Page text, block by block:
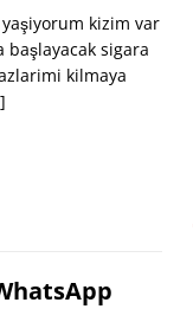
kizim var
sigara
kilmaya